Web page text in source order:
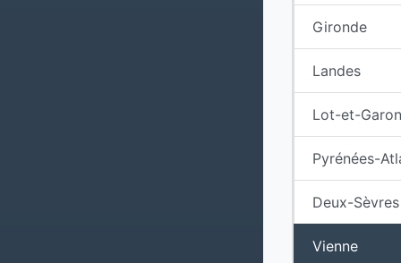
Gironde
Landes
Lot-et-
Pyrénées-
Deux-Sèvres
Vienne